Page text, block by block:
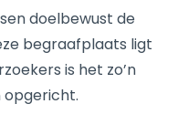
doelbewust de
begraafplaats ligt
is het zo’n
opgericht.